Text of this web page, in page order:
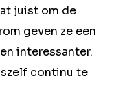
juist om de
geven ze een
interessanter.
continu te